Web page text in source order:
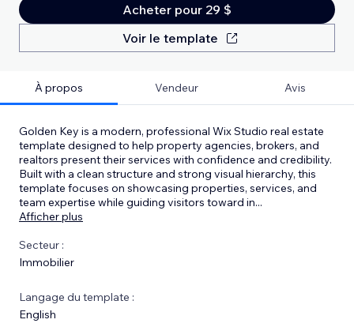
Acheter pour 29 $
Voir le template
À propos Vendeur Avis
Golden Key is a modern, professional Wix Studio real estate
template designed to help property agencies, brokers, and
realtors present their services with confidence and credibility.
Built with a clean structure and strong visual hierarchy, this
template focuses on showcasing properties, services, and
team expertise while guiding visitors toward in...
Afficher plus
Secteur :
Immobilier
Langage du template :
English